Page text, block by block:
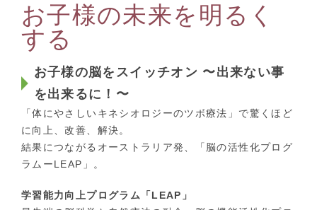
お子様の未来を明るく
する
お子様の脳をスイッチオン 〜出来ない事
を出来るに！〜
「体にやさしいキネシオロジーのツボ療法」で驚くほど
に向上、改善、解決。
結果につながるオーストラリア発、「脳の活性化プログ
ラムーLEAP」。
学習能力向上プログラム「LEAP」